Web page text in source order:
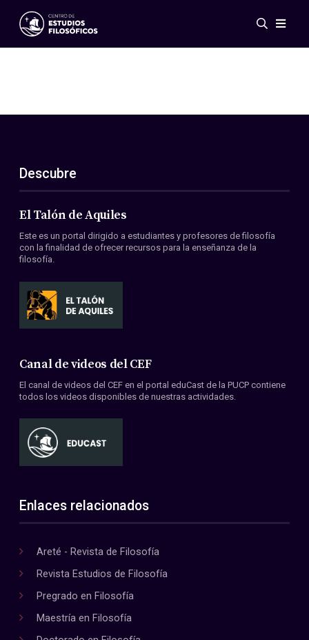
Eventos
ES
EN
Acerca de nosotros
Miembros
Convenios
Descubre
El Talón de Aquiles
Este es un portal dirigido a estudiantes y profesores de filosofía
con la finalidad de ofrecer recursos para la enseñanza de la
filosofía.
Canal de videos del CEF
El canal de videos del CEF en el portal eduCast de la PUCP contiene
todos los videos disponibles de nuestras actividades.
Enlaces relacionados
Areté - Revista de Filosofía
Revista Estudios de Filosofía
Pregrado en Filosofía
Maestría en Filosofía